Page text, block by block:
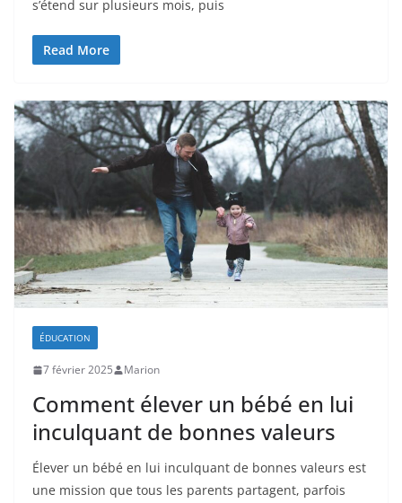
s’étend sur plusieurs mois, puis
Read More
ÉDUCATION
7 février 2025 Marion
Comment élever un bébé en lui
inculquant de bonnes valeurs
Élever un bébé en lui inculquant de bonnes valeurs est
une mission que tous les parents partagent, parfois